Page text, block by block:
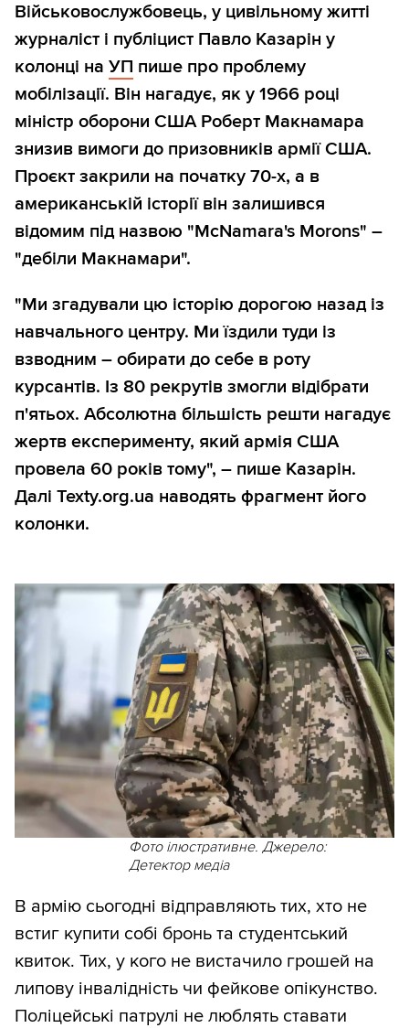
Військовослужбовець, у цивільному житті
журналіст і публіцист Павло Казарін у
колонці на УП пише про проблему
мобілізації. Він нагадує, як у 1966 році
міністр оборони США Роберт Макнамара
знизив вимоги до призовників армії США.
Проєкт закрили на початку 70-х, а в
американській історії він залишився
відомим під назвою "McNamara's Morons" –
"дебіли Макнамари".
"Ми згадували цю історію дорогою назад із
навчального центру. Ми їздили туди із
взводним – обирати до себе в роту
курсантів. Із 80 рекрутів змогли відібрати
п'ятьох. Абсолютна більшість решти нагадує
жертв експерименту, який армія США
провела 60 років тому", – пише Казарін.
Далі Texty.org.ua наводять фрагмент його
колонки.
Фото ілюстративне. Джерело:
Детектор медіа
В армію сьогодні відправляють тих, хто не
встиг купити собі бронь та студентський
квиток. Тих, у кого не вистачило грошей на
липову інвалідність чи фейкове опікунство.
Поліцейські патрулі не люблять ставати